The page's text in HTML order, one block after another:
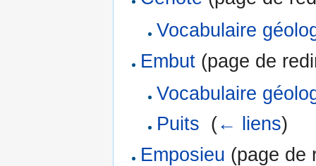
Vocabulaire
Embut (page de
Vocabulaire
Puits (← liens)
Emposieu (page de